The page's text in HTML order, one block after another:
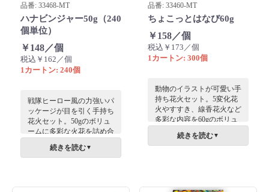
品番: 33468-MT
ハナビンジャー50g（240
個単位）
￥148／個
税込￥162／個
1カートン: 240個
戦隊ヒーロー風の力強いパ
ッケージが目を引く手持ち
花火セット。50gのボリュ
ームに多彩な火花を詰め合
「かっこよさ」を追求しま
続きを読む▼
品番: 33460-MT
ちょこっとはなび60g
￥158／個
税込￥173／個
1カートン: 300個
動物のイラストが可愛い手
持ち花火セット。5変化花
火やすすき、線香花火など
多彩な内容を60gのボリュ
子供の目を引くパッケージ
続きを読む▼